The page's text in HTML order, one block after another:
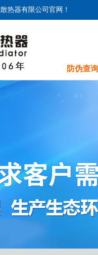
热器有限公司官网！
防伪查询